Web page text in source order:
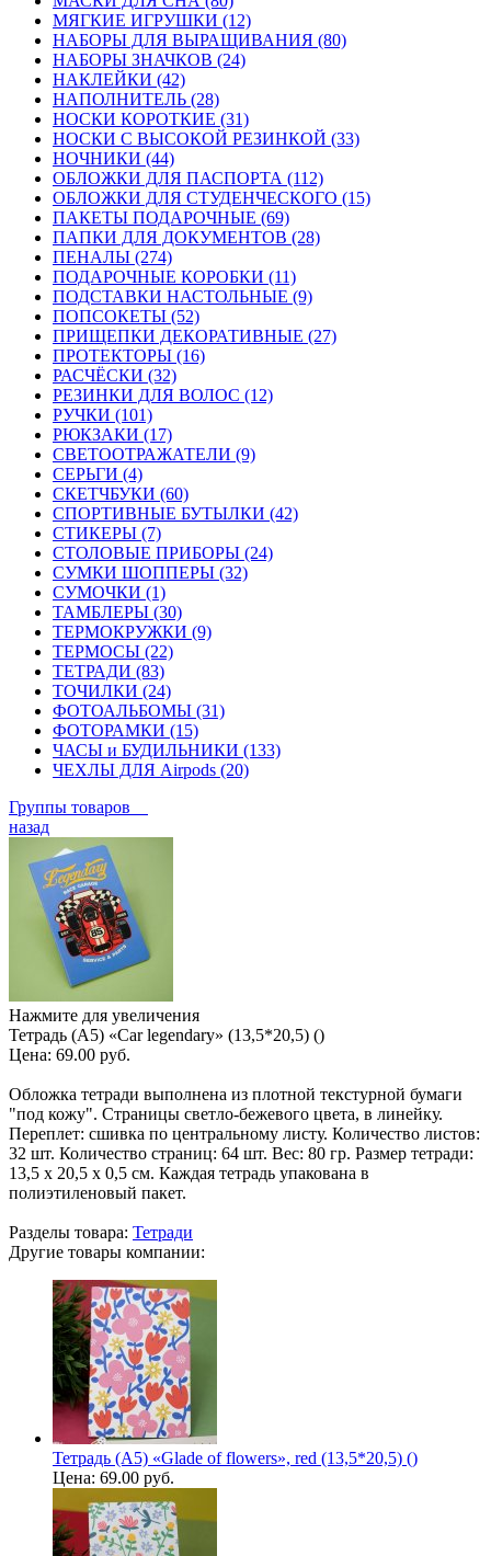
МЯГКИЕ ИГРУШКИ (12)
НАБОРЫ ДЛЯ ВЫРАЩИВАНИЯ (80)
НАБОРЫ ЗНАЧКОВ (24)
НАКЛЕЙКИ (42)
НАПОЛНИТЕЛЬ (28)
НОСКИ КОРОТКИЕ (31)
НОСКИ С ВЫСОКОЙ РЕЗИНКОЙ (33)
НОЧНИКИ (44)
ОБЛОЖКИ ДЛЯ ПАСПОРТА (112)
ОБЛОЖКИ ДЛЯ СТУДЕНЧЕСКОГО (15)
ПАКЕТЫ ПОДАРОЧНЫЕ (69)
ПАПКИ ДЛЯ ДОКУМЕНТОВ (28)
ПЕНАЛЫ (274)
ПОДАРОЧНЫЕ КОРОБКИ (11)
ПОДСТАВКИ НАСТОЛЬНЫЕ (9)
ПОПСОКЕТЫ (52)
ПРИЩЕПКИ ДЕКОРАТИВНЫЕ (27)
ПРОТЕКТОРЫ (16)
РАСЧЁСКИ (32)
РЕЗИНКИ ДЛЯ ВОЛОС (12)
РУЧКИ (101)
РЮКЗАКИ (17)
СВЕТООТРАЖАТЕЛИ (9)
СЕРЬГИ (4)
СКЕТЧБУКИ (60)
СПОРТИВНЫЕ БУТЫЛКИ (42)
СТИКЕРЫ (7)
СТОЛОВЫЕ ПРИБОРЫ (24)
СУМКИ ШОППЕРЫ (32)
СУМОЧКИ (1)
ТАМБЛЕРЫ (30)
ТЕРМОКРУЖКИ (9)
ТЕРМОСЫ (22)
ТЕТРАДИ (83)
ТОЧИЛКИ (24)
ФОТОАЛЬБОМЫ (31)
ФОТОРАМКИ (15)
ЧАСЫ и БУДИЛЬНИКИ (133)
ЧЕХЛЫ ДЛЯ Airpods (20)
Группы товаров
назад
Нажмите для увеличения
Тетрадь (A5) «Car legendary» (13,5*20,5) ()
Цена: 69.00 руб.
Обложка тетради выполнена из плотной текстурной бумаги
"под кожу". Страницы светло-бежевого цвета, в линейку.
Переплет: сшивка по центральному листу. Количество листов:
32 шт. Количество страниц: 64 шт. Вес: 80 гр. Размер тетради:
13,5 х 20,5 х 0,5 см. Каждая тетрадь упакована в
полиэтиленовый пакет.
Разделы товара: Тетради
Другие товары компании:
Тетрадь (A5) «Glade of flowers», red (13,5*20,5) ()
Цена: 69.00 руб.